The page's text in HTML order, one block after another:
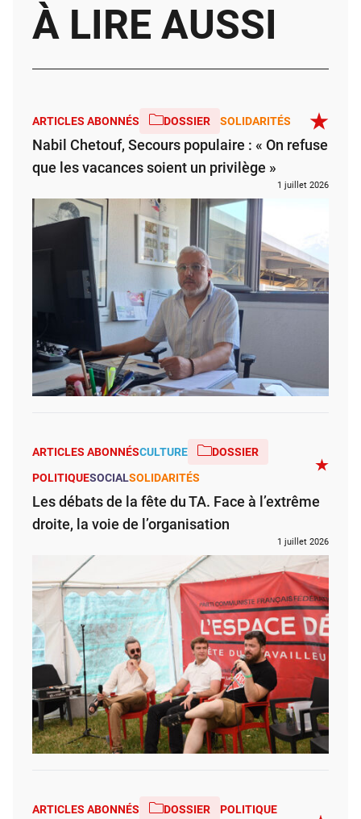
À LIRE AUSSI
ARTICLES ABONNÉS DOSSIER SOLIDARITÉS
Nabil Chetouf, Secours populaire : « On refuse
que les vacances soient un privilège »
1 juillet 2026
ARTICLES ABONNÉSCULTURE
DOSSIER
POLITIQUESOCIALSOLIDARITÉS
Les débats de la fête du TA. Face à l’extrême
droite, la voie de l’organisation
1 juillet 2026
ARTICLES ABONNÉS DOSSIER
POLITIQUE